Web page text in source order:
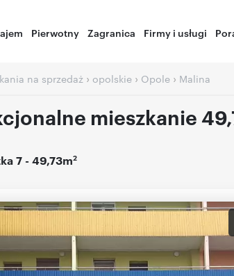
Pierwotny Zagranica Firmy i usługi
na sprzedaż › opolskie › Opole › Malina
mieszkanie
7 - 49,73m2